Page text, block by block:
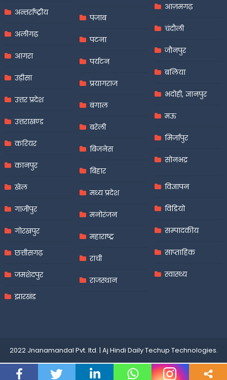
अन्तर्राष्ट्रीय
अलीगढ़
आगरा
उड़ीसा
उत्तर प्रदेश
उत्तराखण्ड
करियर
कानपुर
खेल
गाजीपुर
गोरखपुर
छत्तीसगढ़
जमशेदपुर
झारखंड
पंजाब
पटना
पर्यटन
प्रयागराज
बंगाल
बरेली
बिजनेस
बिहार
मध्य प्रदेश
मनोरंजन
महाराष्ट्र
रांची
राजस्थान
आज़मगढ़
चंदौली
जौनपुर
बलिया
भदोही, ज्ञानपुर
मऊ
मिर्जापुर
सोनभद्र
विज्ञापन
विडियो
सम्पादकीय
साप्ताहिक
स्वास्थ्य
2022 Jnanamandal Pvt. ltd. | Aj Hindi DailyTechup Technologies.